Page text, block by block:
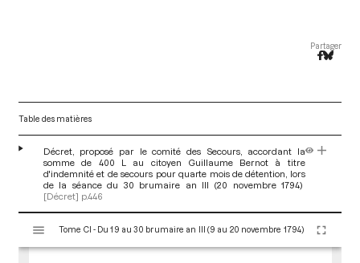
Partager
Table des matières
Décret, proposé par le comité des Secours, accordant la
somme de 400 L au citoyen Guillaume Bernot à titre
d'indemnité et de secours pour quarte mois de détention, lors
de la séance du 30 brumaire an III (20 novembre 1794)
[Décret] p.446
s
Tome CI - Du 19 au 30 brumaire an III (9 au 20 novembre 1794)